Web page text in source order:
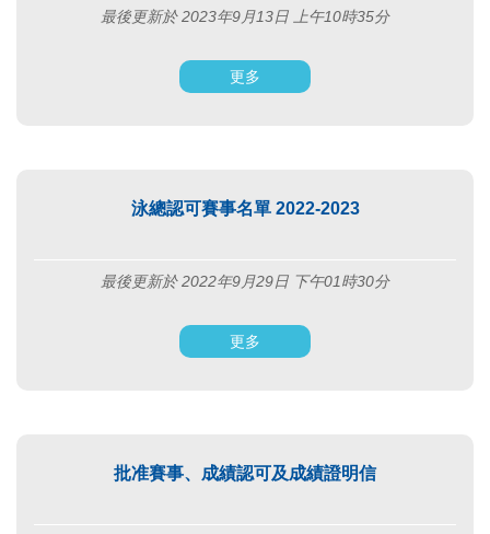
最後更新於 2023年9月13日 上午10時35分
更多
泳總認可賽事名單 2022-2023
最後更新於 2022年9月29日 下午01時30分
更多
批准賽事、成績認可及成績證明信